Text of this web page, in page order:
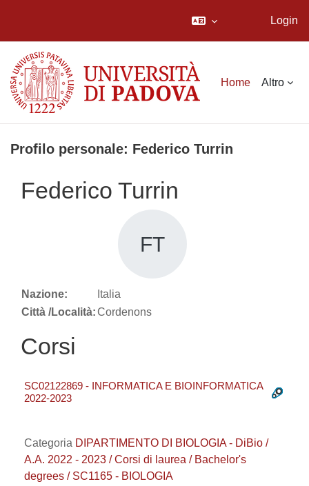
Login
Home Altro
Profilo personale: Federico Turrin
Federico Turrin
FT
Nazione:
Italia
Città /Località:Cordenons
Corsi
SC02122869 - INFORMATICA E BIOINFORMATICA
2022-2023
Categoria DIPARTIMENTO DI BIOLOGIA - DiBio /
A.A. 2022 - 2023 / Corsi di laurea / Bachelor's
degrees / SC1165 - BIOLOGIA